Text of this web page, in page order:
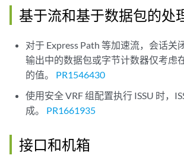
基于流和基于数据包的处
对于 Express Path 等加速流，会话关
输出中的数据包或字节计数器仅考虑
的值。 PR1546430
使用安全 VRF 组配置执行 ISSU 时，
成。 PR1661935
接口和机箱